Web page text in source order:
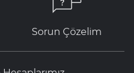
Sorun Çözelim